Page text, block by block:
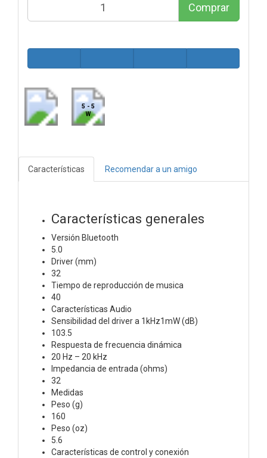
Comprar
5 - 5
W
Características Recomendar a un amigo
Características generales
Versión Bluetooth
5.0
Driver (mm)
32
Tiempo de reproducción de musica
40
Características Audio
Sensibilidad del driver a 1kHz1mW (dB)
103.5
Respuesta de frecuencia dinámica
20 Hz – 20 kHz
Impedancia de entrada (ohms)
32
Medidas
Peso (g)
160
Peso (oz)
5.6
Características de control y conexión